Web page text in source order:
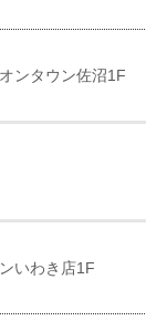
ンタウン佐沼1F
いわき店1F